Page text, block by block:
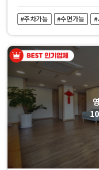
#주차가능 #수면가능 #